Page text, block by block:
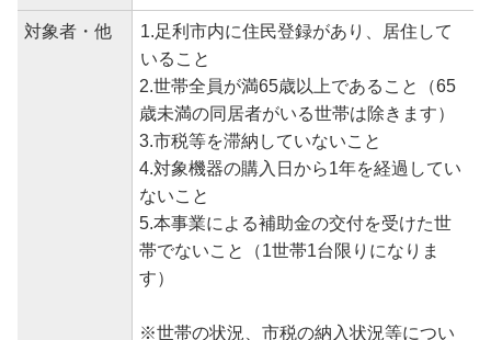
対象者・他
1.足利市内に住民登録があり、居住して
いること
2.世帯全員が満65歳以上であること（65
歳未満の同居者がいる世帯は除きます）
3.市税等を滞納していないこと
4.対象機器の購入日から1年を経過してい
ないこと
5.本事業による補助金の交付を受けた世
帯でないこと（1世帯1台限りになりま
す）
※世帯の状況、市税の納入状況等につい